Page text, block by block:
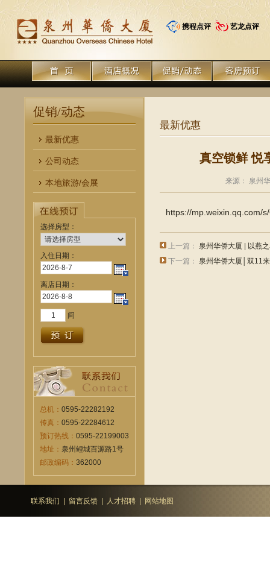
携程点评 艺龙点评
促销/动态
最新优惠
公司动态
本地旅游/会展
选择房型：
入住日期：
离店日期：
间
总机： 0595-22282192
传真： 0595-22284612
预订热线： 0595-22199003
地址： 泉州鲤城百源路1号
邮政编码： 362000
最新优惠
真空锁鲜 悦
来源： 泉州
https://mp.weixin.qq.com/
上一篇： 泉州华侨大厦 | 以燕
下一篇： 泉州华侨大厦│双11
联系我们 留言反馈 人才招聘 网站地图